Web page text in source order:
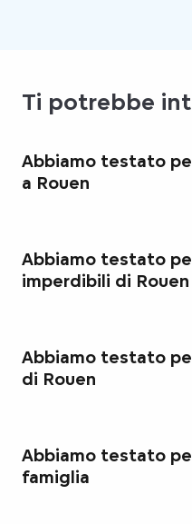
Ti potrebbe
Abbiamo testato
a Rouen
Abbiamo testato
imperdibili di Rouen
Abbiamo testato
di Rouen
Abbiamo testato
famiglia